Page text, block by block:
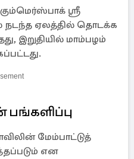
ஸ்ரீ
நடந்த ஏலத்தில் தொடக்க
இறுதியில் மாம்பழம்
பங்களிப்பு
மேம்பாட்டுத்
என